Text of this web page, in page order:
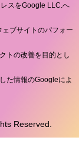
スをGoogle LLC.へ
ブサイトのパフォー
トの改善を目的とし
た情報のGoogleによ
Reserved.